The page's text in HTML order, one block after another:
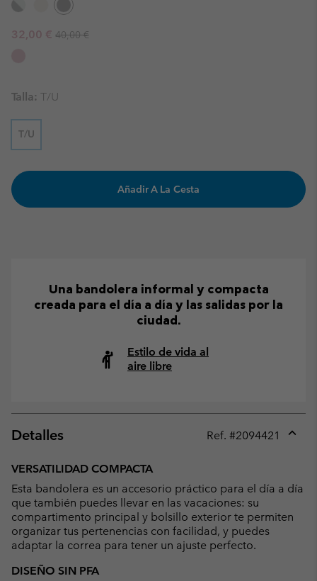
Sale price:
32,00 € Regular price:
40,00 €
Talla: T/U
T/U
Añadir A La Cesta
Una bandolera informal y compacta
creada para el día a día y las salidas por la
ciudad.
Estilo de vida al
aire libre
Detalles Ref. #2094421
VERSATILIDAD COMPACTA
Esta bandolera es un accesorio práctico para el día a día
que también puedes llevar en las vacaciones: su
compartimento principal y bolsillo exterior te permiten
organizar tus pertenencias con facilidad, y puedes
adaptar la correa para tener un ajuste perfecto.
DISEÑO SIN PFA